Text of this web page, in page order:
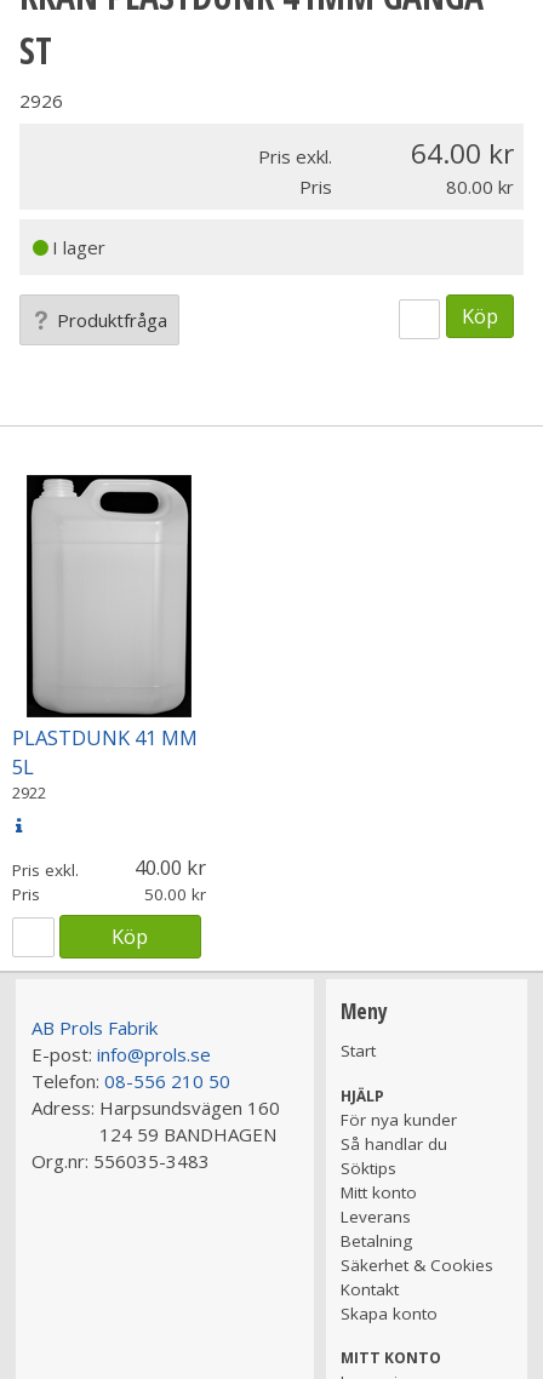
ST
2926
Pris exkl. 64.00
Pris 80.00
I lager
Produktfråga Köp
PLASTDUNK 41 MM
5L
2922
Pris exkl. 40.00
Pris 50.00
Köp
AB Prols Fabrik
E-post: info@prols.se
Telefon: 08-556 210 50
Adress: Harpsundsvägen 160
124 59 BANDHAGEN
Org.nr: 556035-3483
Meny
Start
HJÄLP
För nya kunder
Så handlar du
Söktips
Mitt konto
Leverans
Betalning
Säkerhet & Cookies
Kontakt
Skapa konto
MITT KONTO